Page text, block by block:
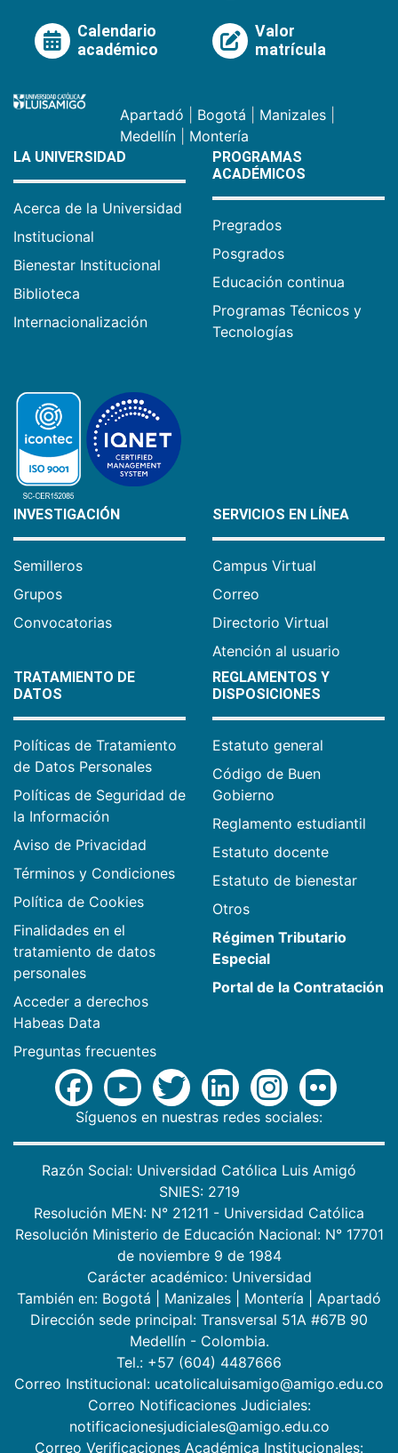
Calendario
académico
Valor
matrícula
Apartadó Bogotá Manizales
Medellín
Montería
LA UNIVERSIDAD
Acerca de la Universidad
Institucional
Bienestar Institucional
Biblioteca
Internacionalización
PROGRAMAS
ACADÉMICOS
Pregrados
Posgrados
Educación continua
Programas Técnicos y
Tecnologías
INVESTIGACIÓN
Semilleros
Grupos
Convocatorias
SERVICIOS EN LÍNEA
Campus Virtual
Correo
Directorio Virtual
Atención al usuario
TRATAMIENTO DE
DATOS
Políticas de Tratamiento
de Datos Personales
Políticas de Seguridad de
la Información
Aviso de Privacidad
Términos y Condiciones
Política de Cookies
Finalidades en el
tratamiento de datos
personales
Acceder a derechos
Habeas Data
Preguntas frecuentes
REGLAMENTOS Y
DISPOSICIONES
Estatuto general
Código de Buen
Gobierno
Reglamento estudiantil
Estatuto docente
Estatuto de bienestar
Otros
Régimen Tributario
Especial
Portal de la Contratación
Síguenos en nuestras redes sociales:
Razón Social: Universidad Católica Luis Amigó
SNIES: 2719
Resolución MEN: N° 21211 - Universidad Católica
Resolución Ministerio de Educación Nacional: N° 17701
de noviembre 9 de 1984
Carácter académico: Universidad
También en: Bogotá Manizales Montería
Apartadó
Dirección sede principal: Transversal 51A #67B 90
Medellín - Colombia.
Tel.: +57 (604) 4487666
Correo Institucional: ucatolicaluisamigo@amigo.edu.co
Correo Notificaciones Judiciales:
notificacionesjudiciales@amigo.edu.co
Correo Verificaciones Académica Institucionales: